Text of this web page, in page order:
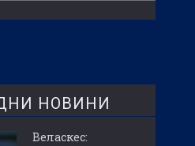
НОВИНИ
Веласкес: